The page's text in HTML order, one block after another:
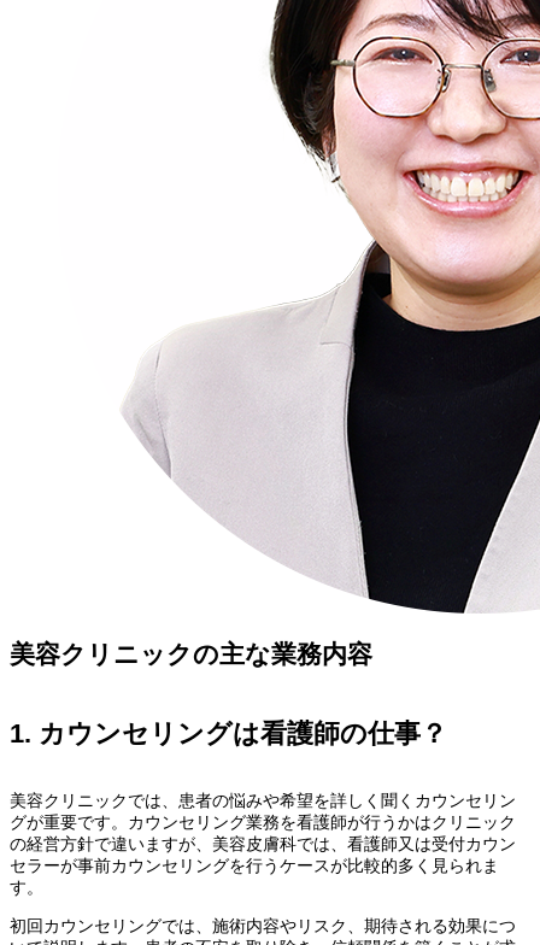
美容クリニックの主な業務内容
1. カウンセリングは看護師の仕事？
美容クリニックでは、患者の悩みや希望を詳しく聞くカウンセリン
グが重要です。カウンセリング業務を看護師が行うかはクリニック
の経営方針で違いますが、美容皮膚科では、看護師又は受付カウン
セラーが事前カウンセリングを行うケースが比較的多く見られま
す。
初回カウンセリングでは、施術内容やリスク、期待される効果につ